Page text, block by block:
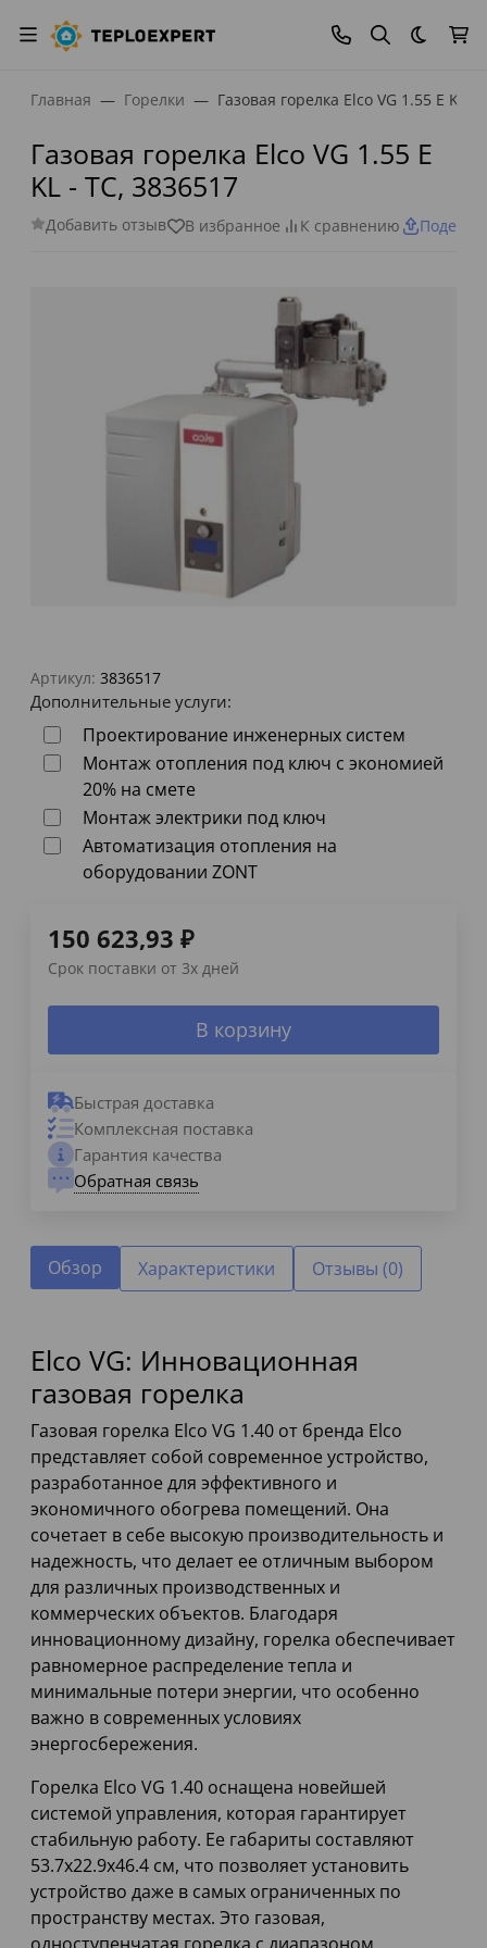
Темная
Главная Горелки Газовая горелка Elco VG 1.55 E KL -
Газовая горелка Elco VG 1.55 E
KL - TC, 3836517
Добавить отзыв В избранное К сравнению
Артикул: 3836517
Дополнительные услуги:
Проектирование инженерных систем
Монтаж отопления под ключ с экономией
20% на смете
Монтаж электрики под ключ
Автоматизация отопления на
оборудовании ZONT
150 623,93 ₽
Срок поставки от 3х дней
В корзину
Быстрая доставка
Комплексная поставка
Гарантия качества
Обратная связь
Обзор Характеристики Отзывы (0)
Elco VG: Инновационная
газовая горелка
Газовая горелка Elco VG 1.40 от бренда Elco
представляет собой современное устройство,
разработанное для эффективного и
экономичного обогрева помещений. Она
сочетает в себе высокую производительность и
надежность, что делает ее отличным выбором
для различных производственных и
коммерческих объектов. Благодаря
инновационному дизайну, горелка обеспечивает
равномерное распределение тепла и
минимальные потери энергии, что особенно
важно в современных условиях
энергосбережения.
Горелка Elco VG 1.40 оснащена новейшей
системой управления, которая гарантирует
стабильную работу. Ее габариты составляют
53.7x22.9x46.4 см, что позволяет установить
устройство даже в самых ограниченных по
пространству местах. Это газовая,